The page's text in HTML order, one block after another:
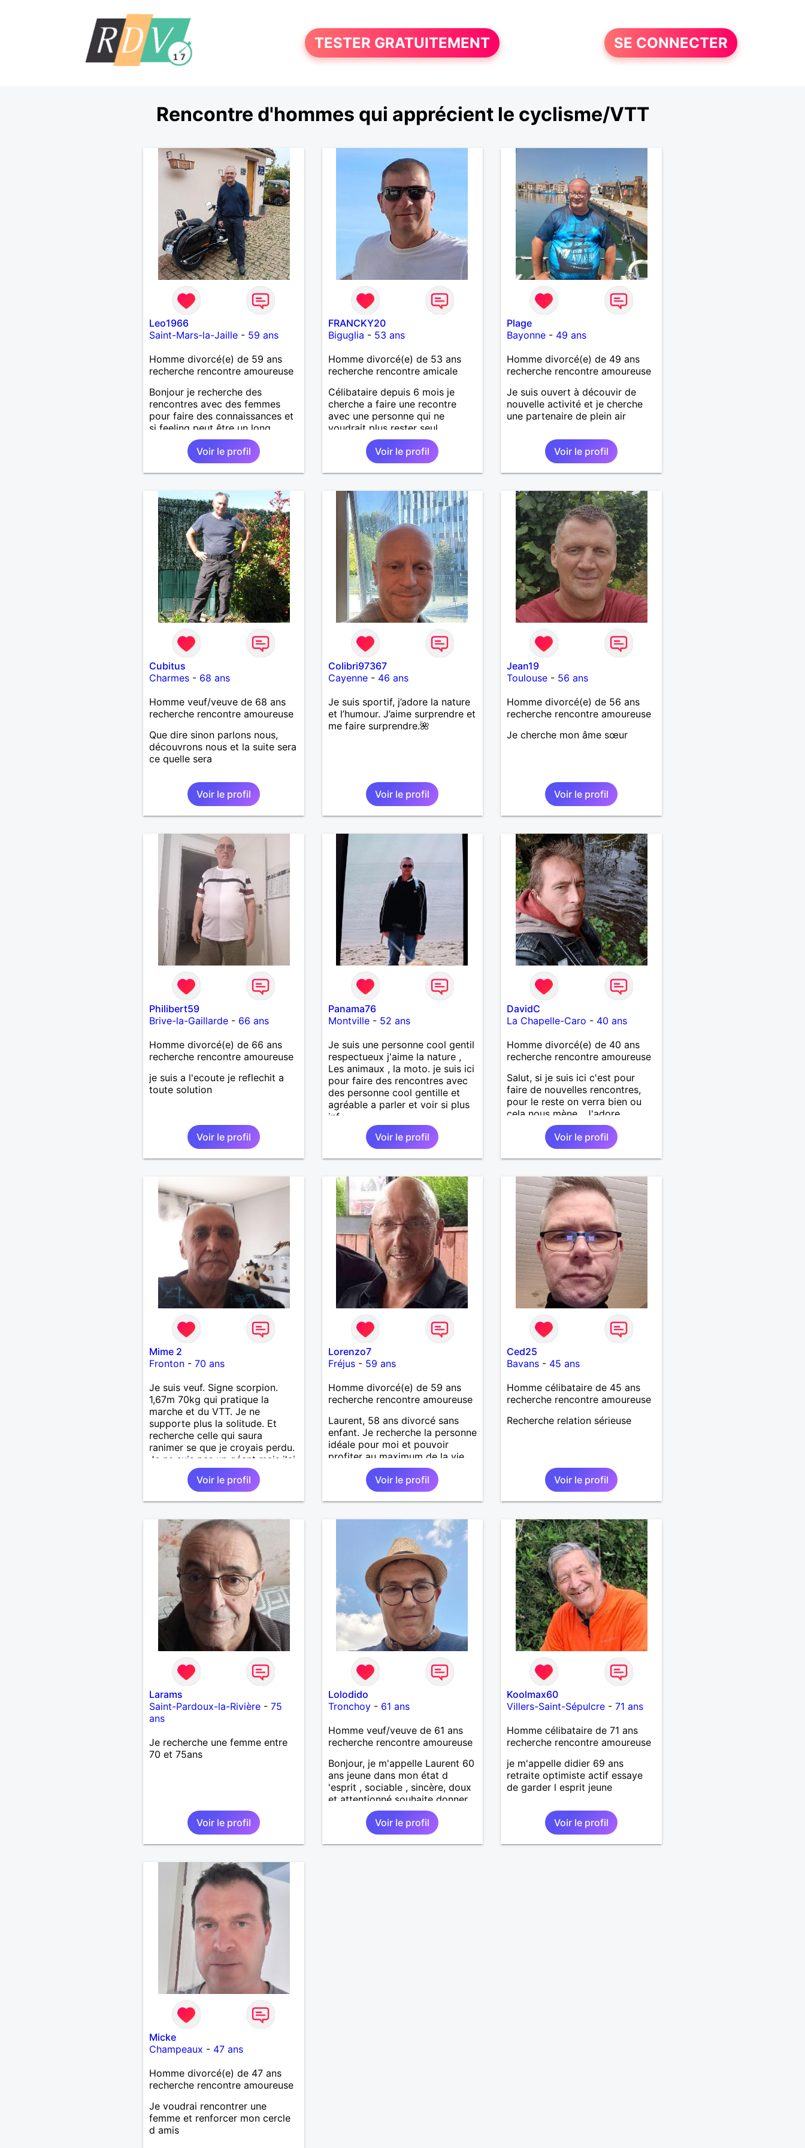
TESTER GRATUITEMENT SE CONNECTER
Rencontre d'hommes qui apprécient le cyclisme/VTT
Leo1966
Saint-Mars-la-Jaille- 59 ans
Homme divorcé(e) de 59 ans
recherche rencontre amoureuse
Bonjour je recherche des
rencontres avec des femmes
pour faire des connaissances et
si feeling peut être un long
chemin. Je laisse le destin nous
guider. Je suis un homme simple
honnête et fidèle.
Voir le profil
FRANCKY20
Biguglia - 53 ans
Homme divorcé(e) de 53 ans
recherche rencontre amicale
Célibataire depuis 6 mois je
cherche a faire une recontre
avec une personne qui ne
voudrait plus rester seul ,
comme moi .
Voir le profil
Plage
Bayonne - 49 ans
Homme divorcé(e) de 49 ans
recherche rencontre amoureuse
Je suis ouvert à découvir de
nouvelle activité et je cherche
une partenaire de plein air
Voir le profil
Cubitus
Charmes- 68 ans
Homme veuf/veuve de 68 ans
recherche rencontre amoureuse
Que dire sinon parlons nous,
découvrons nous et la suite sera
ce quelle sera
Voir le profil
Colibri97367
Cayenne- 46 ans
Je suis sportif, j’adore la nature
et l’humour. J’aime surprendre et
me faire surprendre.🌺
Voir le profil
Jean19
Toulouse - 56 ans
Homme divorcé(e) de 56 ans
recherche rencontre amoureuse
Je cherche mon âme sœur
Voir le profil
Philibert59
Brive-la-Gaillarde- 66 ans
Homme divorcé(e) de 66 ans
recherche rencontre amoureuse
je suis a l'ecoute je reflechit a
toute solution
Voir le profil
Panama76
Montville- 52 ans
Je suis une personne cool gentil
respectueux j'aime la nature ,
Les animaux , la moto. je suis ici
pour faire des rencontres avec
des personne cool gentille et
agréable a parler et voir si plus
inf
Voir le profil
DavidC
La Chapelle-Caro - 40 ans
Homme divorcé(e) de 40 ans
recherche rencontre amoureuse
Salut, si je suis ici c'est pour
faire de nouvelles rencontres,
pour le reste on verra bien ou
cela nous mène . J'adore
découvrir de nouvelles choses ,
alors si vous voulez m'initier à
l'une de vos activités je suis
partant.
Voir le profil
Mime 2
Fronton- 70 ans
Je suis veuf. Signe scorpion.
1,67m 70kg qui pratique la
marche et du VTT. Je ne
supporte plus la solitude. Et
recherche celle qui saura
ranimer se que je croyais perdu.
Je ne suis pas un géant mais j'ai
un gros coeur. Je supporte pas
le mensonge l'hypocrisie. J'aime
la franchise et l'honnêteté. Les
contacter moi.
Voir le profil
Lorenzo7
Fréjus- 59 ans
Homme divorcé(e) de 59 ans
recherche rencontre amoureuse
Laurent, 58 ans divorcé sans
enfant. Je recherche la personne
idéale pour moi et pouvoir
profiter au maximum de la vie
de couple
Voir le profil
Ced25
Bavans - 45 ans
Homme célibataire de 45 ans
recherche rencontre amoureuse
Recherche relation sérieuse
Voir le profil
Larams
Saint-Pardoux-la-Rivière- 75
ans
Je recherche une femme entre
70 et 75ans
Voir le profil
Lolodido
Tronchoy- 61 ans
Homme veuf/veuve de 61 ans
recherche rencontre amoureuse
Bonjour, je m'appelle Laurent 60
ans jeune dans mon état d
'esprit , sociable , sincère, doux
et attentionné souhaite donner
de la tendresse , de l'amour et
beaucoup de bonheur a la
femme qui souhaitera partager
ma vie . Bientôt en retraite a la
Voir le profil
Koolmax60
Villers-Saint-Sépulcre -71 ans
Homme célibataire de 71 ans
recherche rencontre amoureuse
je m'appelle didier 69 ans
retraite optimiste actif essaye
de garder l esprit jeune
Voir le profil
Micke
Champeaux - 47 ans
Homme divorcé(e) de 47 ans
recherche rencontre amoureuse
Je voudrai rencontrer une
femme et renforcer mon cercle
d amis